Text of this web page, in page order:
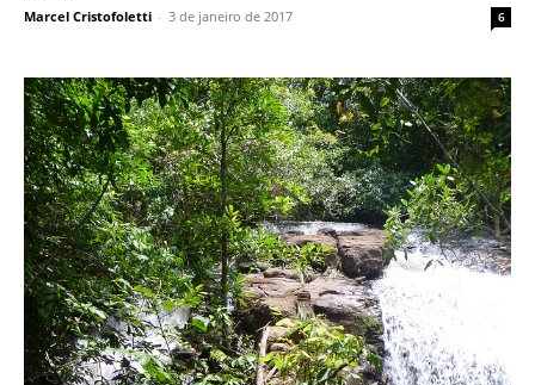
Marcel Cristofoletti - 3 de janeiro de 2017 6